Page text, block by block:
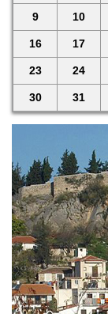
9 10
16 17
23 24
30 31